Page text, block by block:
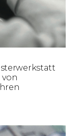
von